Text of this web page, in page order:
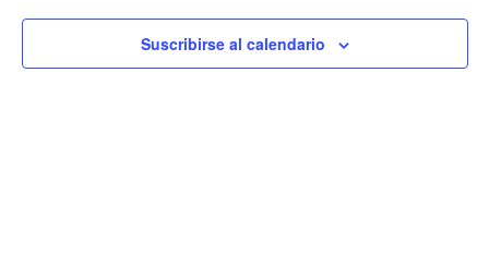
vistas
Eventos
Suscribirse al calendario